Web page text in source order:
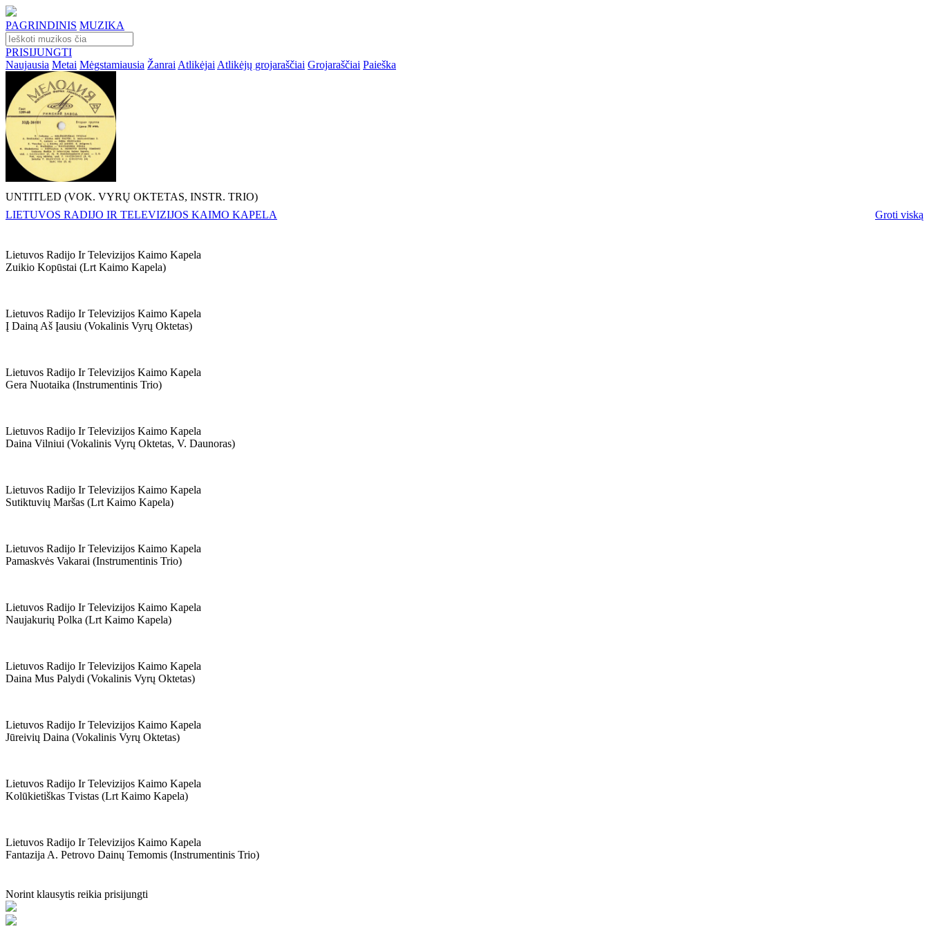
PAGRINDINIS MUZIKA
PRISIJUNGTI
Naujausia Metai Mėgstamiausia Žanrai Atlikėjai Atlikėjų grojaraščiai Grojaraščiai Paieška
UNTITLED (VOK. VYRŲ OKTETAS, INSTR. TRIO)
LIETUVOS RADIJO IR TELEVIZIJOS KAIMO KAPELA
Groti viską
Lietuvos Radijo Ir Televizijos Kaimo Kapela
Zuikio Kopūstai (lrt Kaimo Kapela)
Lietuvos Radijo Ir Televizijos Kaimo Kapela
Į Dainą Aš Įausiu (vokalinis Vyrų Oktetas)
Lietuvos Radijo Ir Televizijos Kaimo Kapela
Gera Nuotaika (instrumentinis Trio)
Lietuvos Radijo Ir Televizijos Kaimo Kapela
Daina Vilniui (vokalinis Vyrų Oktetas, V. Daunoras)
Lietuvos Radijo Ir Televizijos Kaimo Kapela
Sutiktuvių Maršas (lrt Kaimo Kapela)
Lietuvos Radijo Ir Televizijos Kaimo Kapela
Pamaskvės Vakarai (instrumentinis Trio)
Lietuvos Radijo Ir Televizijos Kaimo Kapela
Naujakurių Polka (lrt Kaimo Kapela)
Lietuvos Radijo Ir Televizijos Kaimo Kapela
Daina Mus Palydi (vokalinis Vyrų Oktetas)
Lietuvos Radijo Ir Televizijos Kaimo Kapela
Jūreivių Daina (vokalinis Vyrų Oktetas)
Lietuvos Radijo Ir Televizijos Kaimo Kapela
Kolūkietiškas Tvistas (lrt Kaimo Kapela)
Lietuvos Radijo Ir Televizijos Kaimo Kapela
Fantazija A. Petrovo Dainų Temomis (instrumentinis Trio)
Norint klausytis reikia prisijungti